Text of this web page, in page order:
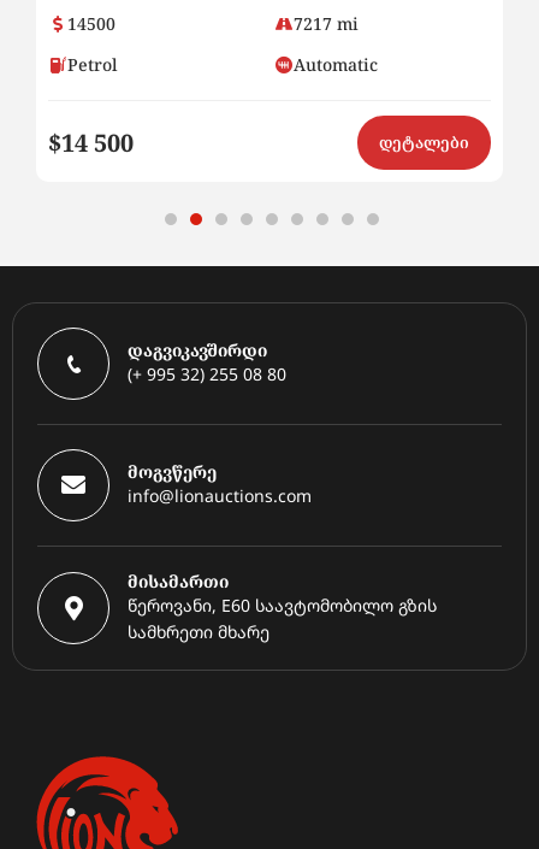
14500
7217 mi
Petrol
Automatic
$14 500 დეტალები
დაგვიკავშირდი
(+ 995 32) 255 08 80
მოგვწერე
info@lionauctions.com
მისამართი
წეროვანი, E60 საავტომობილო გზის
სამხრეთი მხარე